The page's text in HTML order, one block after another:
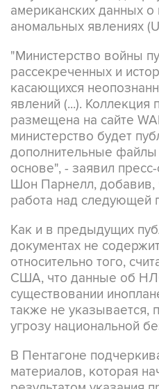
американских данных
аномальных явлениях
"Министерство войны
рассекреченных и
касающихся
явлений (...). Коллекция
размещена на сайте
министерство будет
дополнительные файлы
основе", - заявил
Шон Парнелл, добавив,
работа над следующей
Как и в предыдущих
документах не
относительно того,
США, что данные об
существовании
также не
угрозу национальной
В Пентагоне
материалов, которая